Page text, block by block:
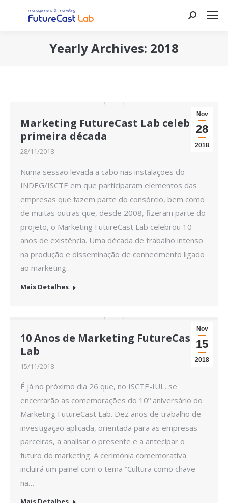
Search:
Yearly Archives: 2018
Nov
28
2018
Marketing FutureCast Lab celebra
primeira década
28/11/2018
Numa sessão levada a cabo nas instalações do
INDEG/ISCTE em que participaram elementos das
empresas que fazem parte do consórcio, bem como
de muitas outras que, desde 2008, fizeram parte do
projeto, o Marketing FutureCast Lab celebrou 10
anos de existência. Uma década de trabalho intenso
na produção e disseminação de conhecimento ligado
ao marketing…
Mais Detalhes
Nov
15
2018
10 Anos de Marketing FutureCast
Lab
15/11/2018
É já no próximo dia 26 que, no ISCTE-IUL, se
encerrarão as comemorações do 10º aniversário do
Marketing FutureCast Lab. Dez anos de trabalho de
investigação aplicada, orientada para as empresas
parceiras, a analisar o presente e a antecipar o
futuro do marketing. A cerimónia comemorativa
incluirá um painel com o tema “Cultura como chave
na…